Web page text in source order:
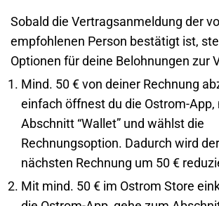
Sobald die Vertragsanmeldung der
empfohlenen Person bestätigt ist,
Optionen für deine Belohnungen zur
Mind. 50 € von deiner Rechnung
einfach öffnest du die Ostrom-
Abschnitt “Wallet” und wählst die
Rechnungsoption. Dadurch wird
nächsten Rechnung um 50 €
Mit mind. 50 € im Ostrom Store